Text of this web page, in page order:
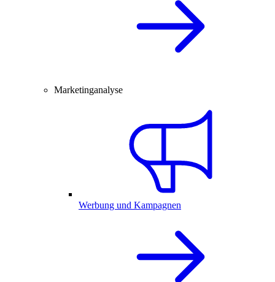
Marketinganalyse
Werbung und Kampagnen